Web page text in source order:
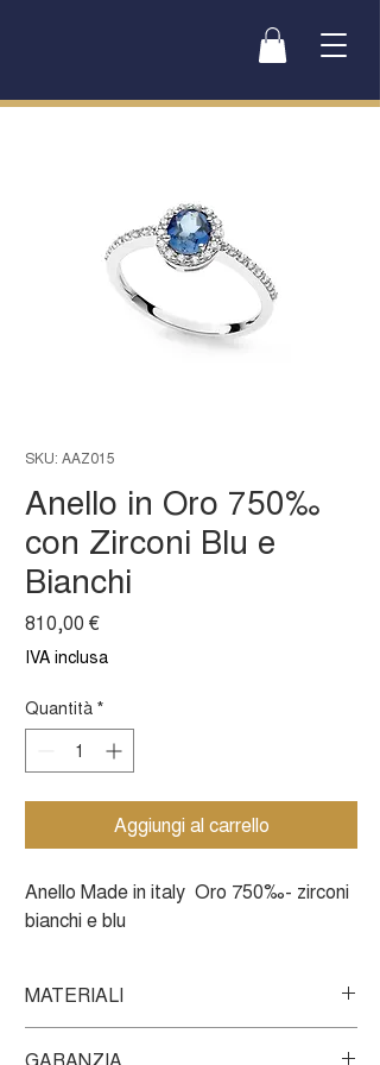
SKU: AAZ015
Anello in Oro 750‰
con Zirconi Blu e
Bianchi
810,00 €Prezzo
IVA inclusa
Quantità *
Aggiungi al carrello
Anello Made in italy Oro 750‰- zirconi
bianchi e blu
MATERIALI
GARANZIA